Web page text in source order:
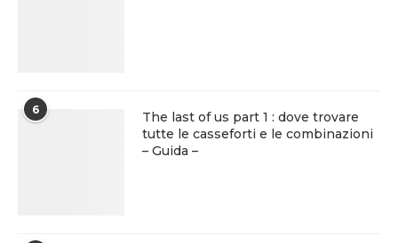
6
The last of us part 1 : dove trovare
tutte le casseforti e le combinazioni
– Guida –